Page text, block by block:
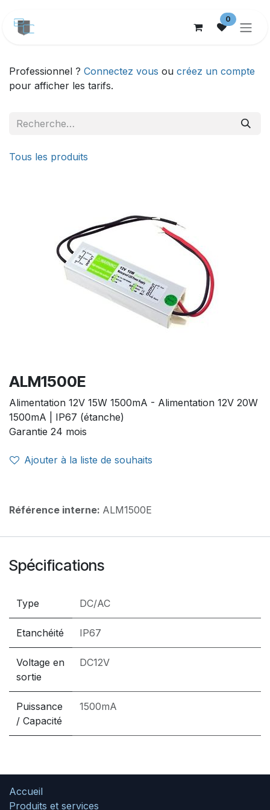
0
Professionnel ? Connectez vous ou créez un compte
pour afficher les tarifs.
Tous les produits
ALM1500E
Alimentation 12V 15W 1500mA - Alimentation 12V 20W
1500mA | IP67 (étanche)
Garantie 24 mois
Ajouter à la liste de souhaits
Référence interne: ALM1500E
Spécifications
Type DC/AC
Etanchéité IP67
Voltage en
sortie
DC12V
Puissance
/ Capacité
1500mA
Accueil
Produits et services